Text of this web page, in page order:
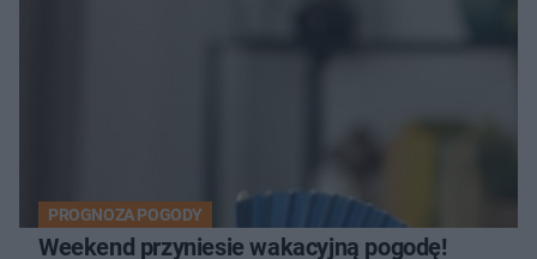
PROGNOZA POGODY
Weekend przyniesie wakacyjną pogodę!